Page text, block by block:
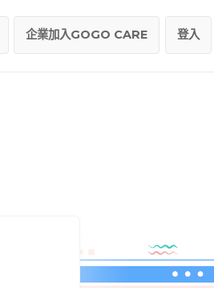
登入
企業加入GOGO CARE